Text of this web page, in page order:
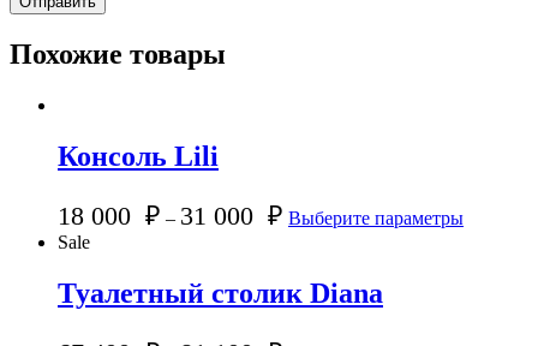
Похожие товары
Консоль Lili
18 000 ₽ – 31 000 ₽ Выберите параметры
Sale
Туалетный столик Diana